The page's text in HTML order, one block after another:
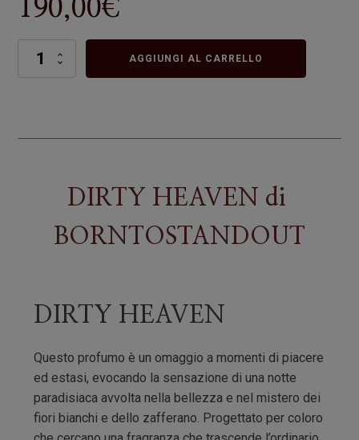
190,00€
DIRTY
AGGIUNGI AL CARRELLO
DIRTY HEAVEN di
BORNTOSTANDOUT
DIRTY HEAVEN
Questo profumo è un omaggio a momenti di piacere
ed estasi, evocando la sensazione di una notte
paradisiaca avvolta nella bellezza e nel mistero dei
fiori bianchi e dello zafferano. Progettato per coloro